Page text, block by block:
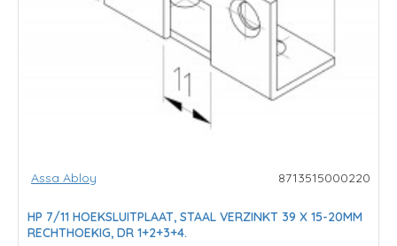
Assa Abloy 8713515000220
HP 7/11 HOEKSLUITPLAAT, STAAL VERZINKT 39 X 15-20MM
RECHTHOEKIG, DR 1+2+3+4.